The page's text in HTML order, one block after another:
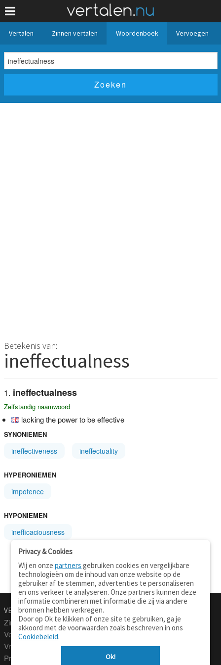
Vertalen Zinnen vertalen Woordenboek Vervoegen
Betekenis van:
ineffectualness
ineffectualness
Zelfstandig naamwoord
lacking the power to be effective
SYNONIEMEN
ineffectiveness ineffectuality
HYPERONIEMEN
impotence
HYPONIEMEN
inefficaciousness
VERTALEN.NU
Zinnen vertalen
Verklarend woordenboek
Vraagbaak
Professionele vertaling
Over deze site
Privacy
Privacy & Cookies
Wij en onzepartners gebruiken cookies en vergelijkbare
technologieën om de inhoud van onze website op de
gebruiker af te stemmen, advertenties te personaliseren
en ons verkeer te analyseren. Onze partners kunnen deze
informatie combineren met informatie die zij via andere
bronnen hebben verkregen.
Door op Ok te klikken of onze site te gebruiken, ga je
akkoord met de voorwaarden zoals beschreven in ons
Cookiebeleid.
Ok!